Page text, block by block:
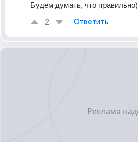
Будем думать, что правильно)
2 Ответить